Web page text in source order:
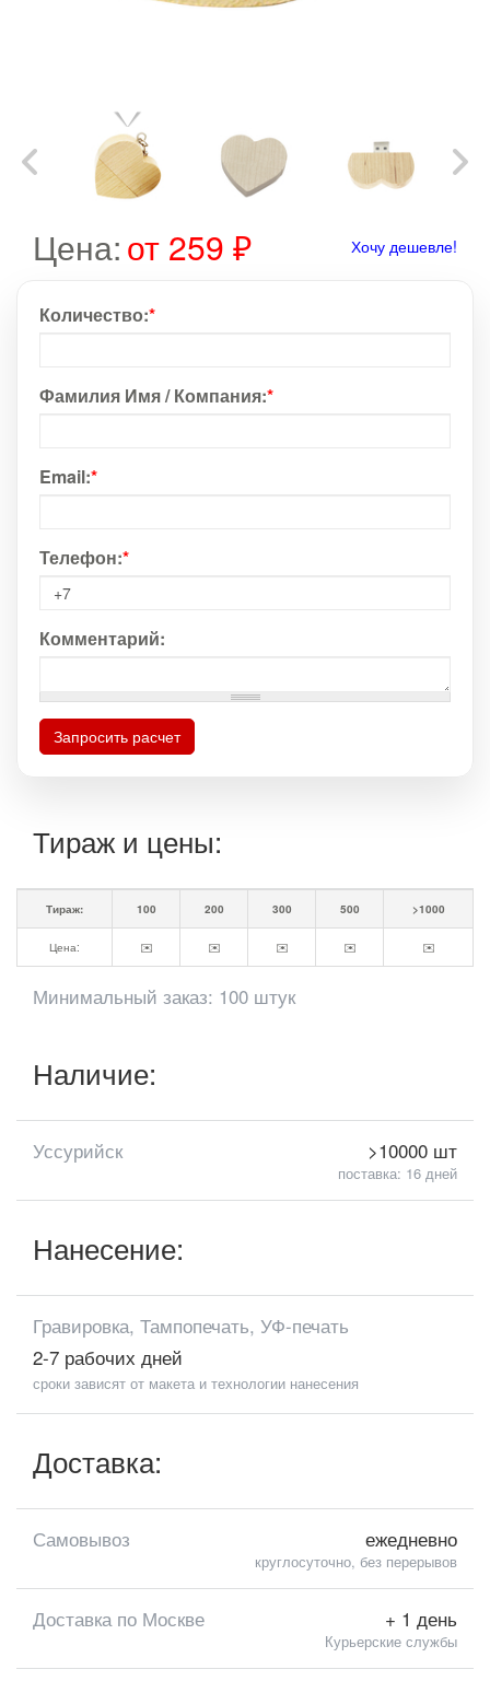
Цена:от 259 ₽ Хочу дешевле!
Количество:*
Фамилия Имя / Компания:*
Email:*
Телефон:*
Комментарий:
Запросить расчет
Тираж и цены:
Тираж: 100 200 300 500 >1000
Цена: ✉️ ✉️ ✉️ ✉️ ✉️
Минимальный заказ: 100 штук
Наличие:
Уссурийск >10000 шт
поставка: 16 дней
Нанесение:
Гравировка, Тампопечать, УФ-печать
2-7 рабочих дней
сроки зависят от макета и технологии нанесения
Доставка:
Самовывоз ежедневно
круглосуточно, без перерывов
Доставка по Москве + 1 день
Курьерские службы